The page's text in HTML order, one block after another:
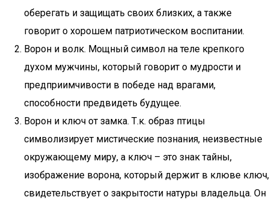
оберегать и защищать своих близких, а также
говорит о хорошем патриотическом воспитании.
Ворон и волк. Мощный символ на теле крепкого
духом мужчины, который говорит о мудрости и
предприимчивости в победе над врагами,
способности предвидеть будущее.
Ворон и ключ от замка. Т.к. образ птицы
символизирует мистические познания, неизвестные
окружающему миру, а ключ – это знак тайны,
изображение ворона, который держит в клюве ключ,
свидетельствует о закрытости натуры владельца. Он